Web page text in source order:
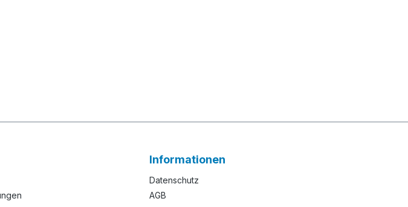
Informationen
Datenschutz
AGB